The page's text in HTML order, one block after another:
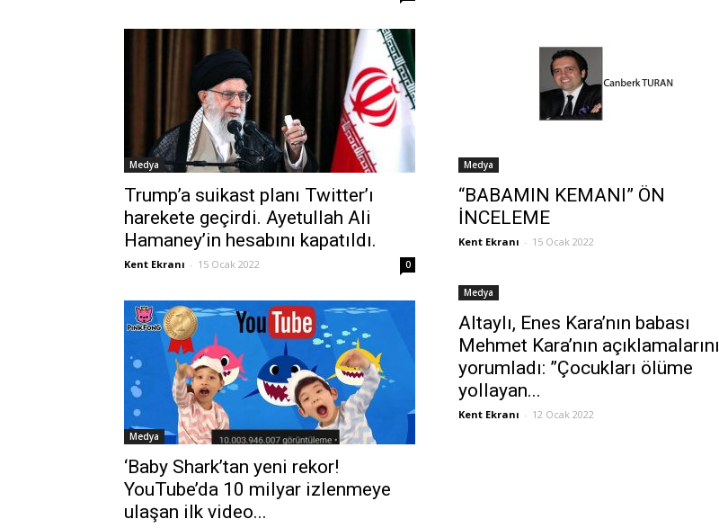
Medya
Trump’a suikast planı Twitter’ı
harekete geçirdi. Ayetullah Ali
Hamaney’in hesabını kapatıldı.
Kent Ekranı - 15 Ocak 2022 0
Medya
“BABAMIN KEMANI” ÖN
İNCELEME
Kent Ekranı - 15 Ocak 2022
Medya
‘Baby Shark’tan yeni rekor!
YouTube’da 10 milyar izlenmeye
ulaşan ilk video...
Medya
Altaylı, Enes Kara’nın babası
Mehmet Kara’nın açıklamalarını
yorumladı: ”Çocukları ölüme
yollayan...
Kent Ekranı - 12 Ocak 2022